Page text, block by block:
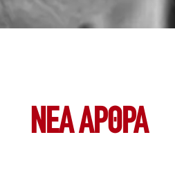
ΝΕΑ ΆΡΘΡΑ